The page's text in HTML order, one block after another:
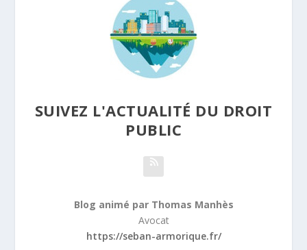
SUIVEZ L'ACTUALITÉ DU DROIT
PUBLIC
Blog animé par Thomas Manhès
Avocat
https://seban-armorique.fr/